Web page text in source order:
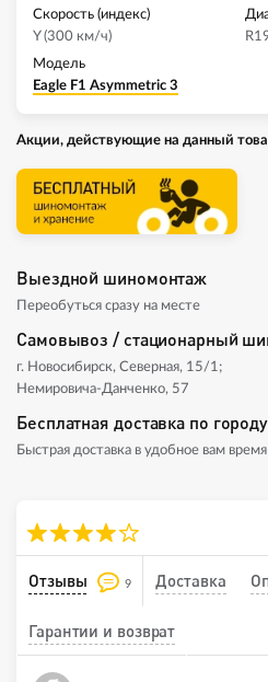
Скорость (индекс)
Y (300 км/ч)
Модель
Eagle F1 Asymmetric 3
Акции, действующие на данный
Выездной шиномонтаж
Переобуться сразу на месте
Самовывоз / стационарный
г. Новосибирск, Северная, 15/1;
Немировича-Данченко, 57
Бесплатная доставка по городу
Быстрая доставка в удобное вам время
Отзывы 9 Доставка
Гарантии и возврат